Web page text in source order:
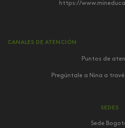
https://
CANALES DE ATENCIÓN
Puntos de
Pregúntale a Nina a
SEDES
Sede